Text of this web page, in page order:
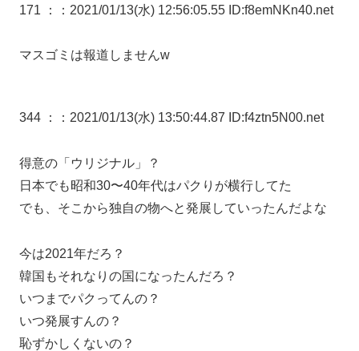
171 ： ：2021/01/13(水) 12:56:05.55 ID:f8emNKn40.net
マスゴミは報道しませんw
344 ： ：2021/01/13(水) 13:50:44.87 ID:f4ztn5N00.net
得意の「ウリジナル」？
日本でも昭和30〜40年代はパクりが横行してた
でも、そこから独自の物へと発展していったんだよな
今は2021年だろ？
韓国もそれなりの国になったんだろ？
いつまでパクってんの？
いつ発展すんの？
恥ずかしくないの？